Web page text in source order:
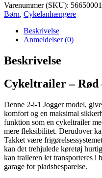
Varenummer (SKU):
Børn, Cykelanhængere
Beskrivelse
Anmeldelser (0)
Beskrivelse
Cykeltrailer – Rød
Denne 2-i-1 Jogger model,
komfort og en maksimal
funktion som en cykeltrailer
mere fleksibilitet. Derudover
Takket være
kan det trehjulede køretøj
kan traileren let transporteres
garage for pladsbesparelse.